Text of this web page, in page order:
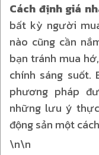
Cách định giá
bất kỳ người
nào cũng cần
bạn tránh mua
chính sáng
phương pháp
những lưu ý
động sản một
\n\n